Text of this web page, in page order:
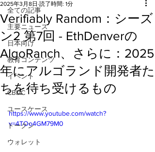
全ての記事
主要ニュース
日本向け
教育コンテンツ
イベント
CBDC
ユースケース
トークン
ウォレット
Verifiably Random：シーズ
ン2 第7回 - EthDenverの
AlgoRanch、さらに：2025
年にアルゴランド開発者た
ちを待ち受けるもの
2025年3月8日 読了時間: 1分
https://www.youtube.com/watch?
v=4TOo4GM79M0